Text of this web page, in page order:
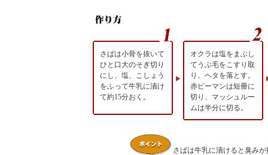
さばは小骨を抜いて
ひと口大のそぎ切り
にし、塩、こしょう
をふって牛乳に漬け
て約15分おく。
オクラは塩をまぶし
てうぶ毛をこすり取
り、ヘタを落とす。
赤ピーマンは短冊に
切り、マッシュルー
ムは半分に切る。
さばは牛乳に漬けると臭み